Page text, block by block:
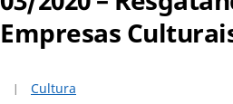
Empresas
Cultura